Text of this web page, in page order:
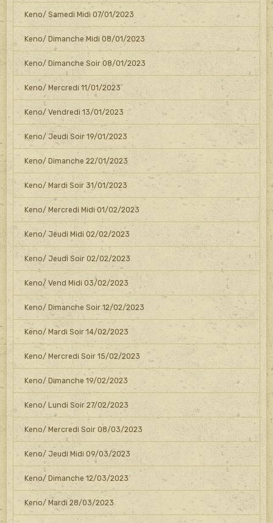
Keno/ Samedi Midi 07/01/2023
Keno/ Dimanche Midi 08/01/2023
Keno/ Dimanche Soir 08/01/2023
Keno/ Mercredi 11/01/2023
Keno/ Vendredi 13/01/2023
Keno/ Jeudi Soir 19/01/2023
Keno/ Dimanche 22/01/2023
Keno/ Mardi Soir 31/01/2023
Keno/ Mercredi Midi 01/02/2023
Keno/ Jeudi Midi 02/02/2023
Keno/ Jeudi Soir 02/02/2023
Keno/ Vend Midi 03/02/2023
Keno/ Dimanche Soir 12/02/2023
Keno/ Mardi Soir 14/02/2023
Keno/ Mercredi Soir 15/02/2023
Keno/ Dimanche 19/02/2023
Keno/ Lundi Soir 27/02/2023
Keno/ Mercredi Soir 08/03/2023
Keno/ Jeudi Midi 09/03/2023
Keno/ Dimanche 12/03/2023
Keno/ Mardi 28/03/2023